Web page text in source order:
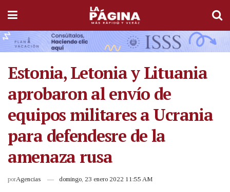
Estonia, Letonia y Lituania
aprobaron al envío de
equipos militares a Ucrania
para defendesre de la
amenaza rusa
porAgencias domingo, 23 enero 2022 11:55 AM